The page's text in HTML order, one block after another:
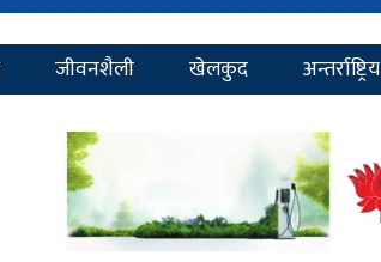
जीवनशैली खेलकुद अन्तर्राष्ट्रिय